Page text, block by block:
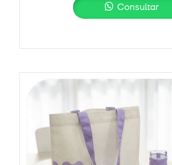
Consultar